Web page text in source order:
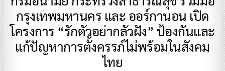
กรุงเทพมหานคร และ ออร์กานอน เปิด
โครงการ “รักตัวอย่ากลัวฝัง” ป้องกันและ
แก้ปัญหาการตั้งครรภ์ไม่พร้อมในสังคม
ไทย